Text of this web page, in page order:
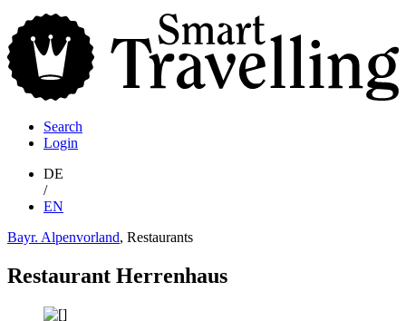
Search
Login
DE
/
EN
Bayr. Alpenvorland, Restaurants
Restaurant Herrenhaus